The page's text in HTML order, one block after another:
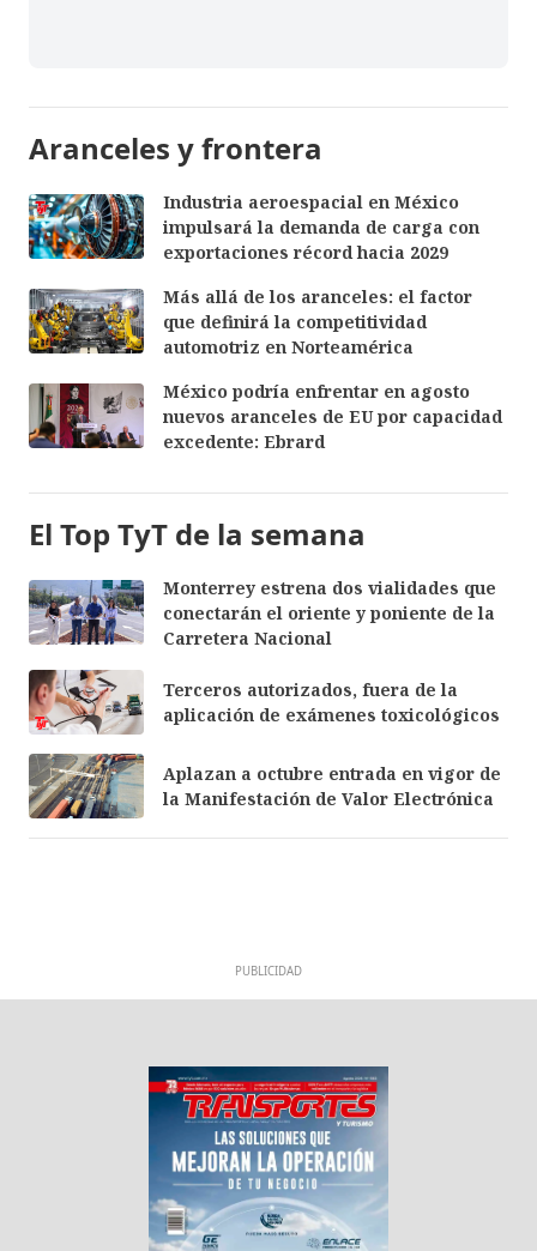
Aranceles y frontera
Industria aeroespacial en México
impulsará la demanda de carga con
exportaciones récord hacia 2029
Más allá de los aranceles: el factor
que definirá la competitividad
automotriz en Norteamérica
México podría enfrentar en agosto
nuevos aranceles de EU por capacidad
excedente: Ebrard
El Top TyT de la semana
Monterrey estrena dos vialidades que
conectarán el oriente y poniente de la
Carretera Nacional
Terceros autorizados, fuera de la
aplicación de exámenes toxicológicos
Aplazan a octubre entrada en vigor de
la Manifestación de Valor Electrónica
PUBLICIDAD